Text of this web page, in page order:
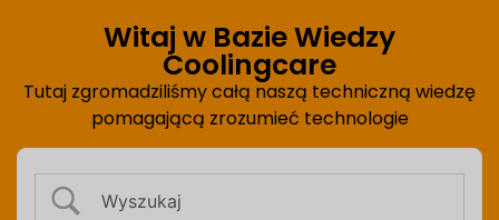
Witaj w Bazie Wiedzy
Coolingcare
Tutaj zgromadziliśmy całą naszą techniczną wiedzę
pomagającą zrozumieć technologie